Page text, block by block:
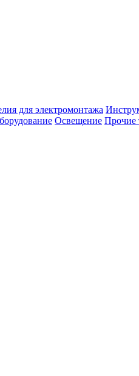
для электромонтажа
Освещение Прочие